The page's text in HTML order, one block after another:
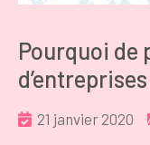
Pourquoi de
21 janvier 2020